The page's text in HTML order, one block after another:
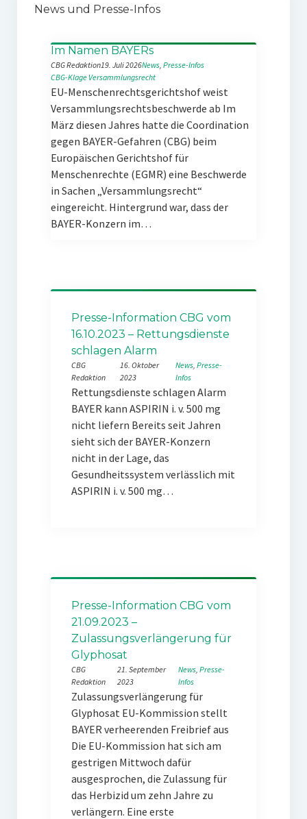
News und Presse-Infos
Im Namen BAYERs
CBG Redaktion19. Juli 2026News, Presse-Infos
CBG-Klage Versammlungsrecht
EU-Menschenrechtsgerichtshof weist
Versammlungsrechtsbeschwerde ab Im
März diesen Jahres hatte die Coordination
gegen BAYER-Gefahren (CBG) beim
Europäischen Gerichtshof für
Menschenrechte (EGMR) eine Beschwerde
in Sachen „Versammlungsrecht“
eingereicht. Hintergrund war, dass der
BAYER-Konzern im…
Presse-Information CBG vom
16.10.2023 – Rettungsdienste
schlagen Alarm
CBG
Redaktion
16. Oktober
2023
News, Presse-
Infos
Rettungsdienste schlagen Alarm
BAYER kann ASPIRIN i. v. 500 mg
nicht liefern Bereits seit Jahren
sieht sich der BAYER-Konzern
nicht in der Lage, das
Gesundheitssystem verlässlich mit
ASPIRIN i. v. 500 mg…
Presse-Information CBG vom
21.09.2023 –
Zulassungsverlängerung für
Glyphosat
CBG
Redaktion
21. September
2023
News, Presse-
Infos
Zulassungsverlängerung für
Glyphosat EU-Kommission stellt
BAYER verheerenden Freibrief aus
Die EU-Kommission hat sich am
gestrigen Mittwoch dafür
ausgesprochen, die Zulassung für
das Herbizid um zehn Jahre zu
verlängern. Eine erste